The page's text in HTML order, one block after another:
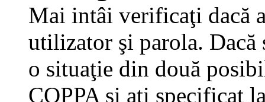
Mai intâi verificaţi dacă
utilizator şi parola. Dacă
o situaţie din două
COPPA şi aţi specificat